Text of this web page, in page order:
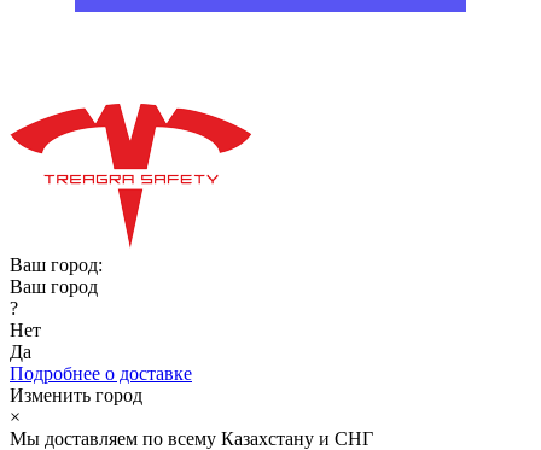
Ваш город:
Ваш город
?
Нет
Да
Подробнее о доставке
Изменить город
×
Мы доставляем по всему Казахстану и СНГ